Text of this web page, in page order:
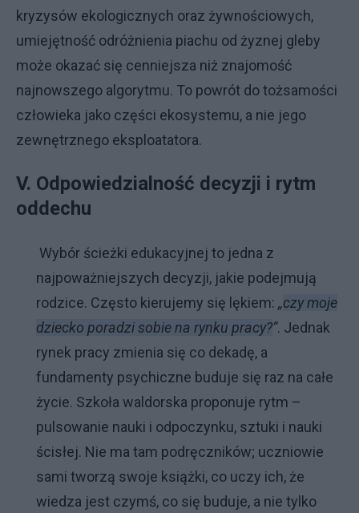
kryzysów ekologicznych oraz żywnościowych,
umiejętność odróżnienia piachu od żyznej gleby
może okazać się cenniejsza niż znajomość
najnowszego algorytmu. To powrót do tożsamości
człowieka jako części ekosystemu, a nie jego
zewnętrznego eksploatatora.
V. Odpowiedzialność decyzji i rytm
oddechu
Wybór ścieżki edukacyjnej to jedna z
najpoważniejszych decyzji, jakie podejmują
rodzice. Często kierujemy się lękiem: „czy moje
dziecko poradzi sobie na rynku pracy?”. Jednak
rynek pracy zmienia się co dekadę, a
fundamenty psychiczne buduje się raz na całe
życie. Szkoła waldorska proponuje rytm –
pulsowanie nauki i odpoczynku, sztuki i nauki
ścisłej. Nie ma tam podręczników; uczniowie
sami tworzą swoje książki, co uczy ich, że
wiedza jest czymś, co się buduje, a nie tylko